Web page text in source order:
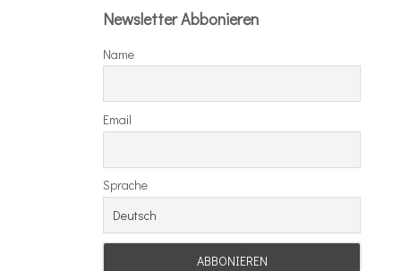
Newsletter Abbonieren
Name
Email
Sprache